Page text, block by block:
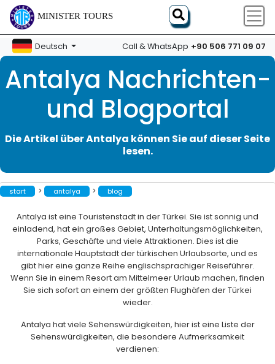
MINISTER TOURS
Deutsch Call & WhatsApp +90 506 771 09 07
Antalya Nachrichten-
und Blogportal
Die Artikel über Antalya können Sie auf dieser Seite
lesen.
start > antalya > blog
Antalya ist eine Touristenstadt in der Türkei. Sie ist sonnig und
einladend, hat ein großes Gebiet, Unterhaltungsmöglichkeiten,
Parks, Geschäfte und viele Attraktionen. Dies ist die
internationale Hauptstadt der türkischen Urlaubsorte, und es
gibt hier eine ganze Reihe englischsprachiger Reiseführer.
Wenn Sie in einem Resort am Mittelmeer Urlaub machen, finden
Sie sich sofort an einem der größten Flughäfen der Türkei
wieder.
Antalya hat viele Sehenswürdigkeiten, hier ist eine Liste der
Sehenswürdigkeiten, die besondere Aufmerksamkeit
verdienen: